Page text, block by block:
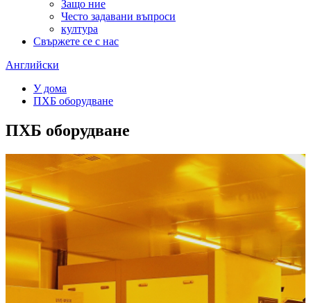
Защо ние
Често задавани въпроси
култура
Свържете се с нас
Английски
У дома
ПХБ оборудване
ПХБ оборудване